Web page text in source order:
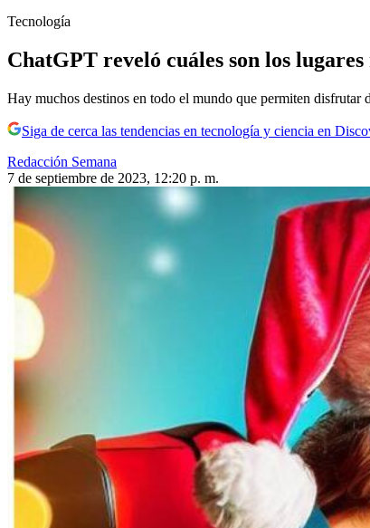
Tecnología
ChatGPT reveló cuáles son los
Hay muchos destinos en todo el mundo que permiten disfrutar
Siga de cerca las tendencias en tecnología y ciencia en
Redacción Semana
7 de septiembre de 2023, 12:20 p. m.